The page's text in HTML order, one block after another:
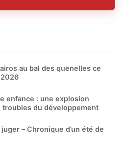
au bal des quenelles ce
enfance : une explosion
troubles du développement
– Chronique d’un été de